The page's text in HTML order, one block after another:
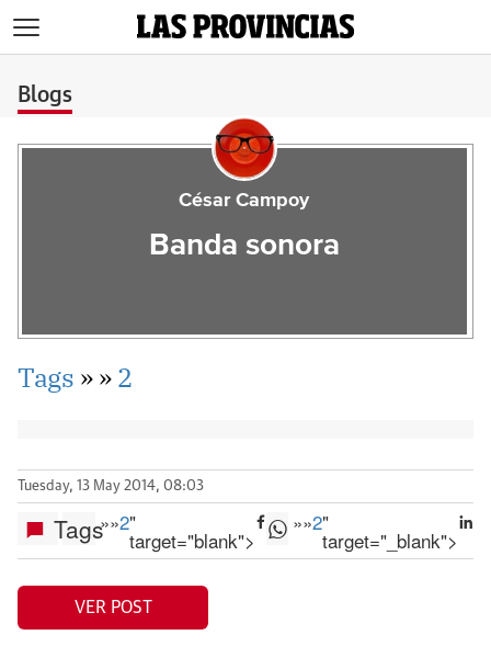
Blogs
César Campoy
Banda sonora
Tags »»2
Tuesday, 13 May 2014, 08:03
Tags»»2"
target="blank">
»»2"
target="_blank">
VER POST